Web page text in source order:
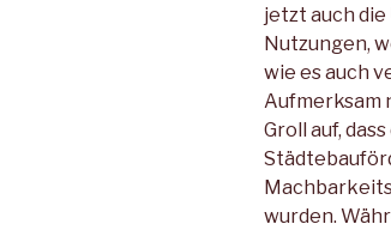
jetzt auch
Nutzungen,
wie es auch
Aufmerksam
Groll auf,
wurden.